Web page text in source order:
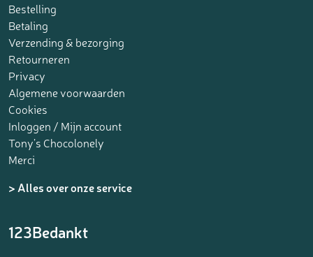
Bestelling
Betaling
Verzending & bezorging
Retourneren
Privacy
Algemene voorwaarden
Cookies
Inloggen / Mijn account
Tony’s Chocolonely
Merci
> Alles over onze service
123Bedankt